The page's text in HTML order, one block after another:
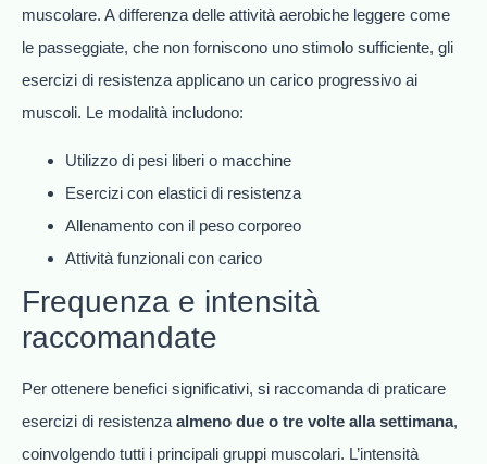
muscolare. A differenza delle attività aerobiche leggere come
le passeggiate, che non forniscono uno stimolo sufficiente, gli
esercizi di resistenza applicano un carico progressivo ai
muscoli. Le modalità includono:
Utilizzo di pesi liberi o macchine
Esercizi con elastici di resistenza
Allenamento con il peso corporeo
Attività funzionali con carico
Frequenza e intensità
raccomandate
Per ottenere benefici significativi, si raccomanda di praticare
esercizi di resistenza almeno due o tre volte alla settimana,
coinvolgendo tutti i principali gruppi muscolari. L’intensità